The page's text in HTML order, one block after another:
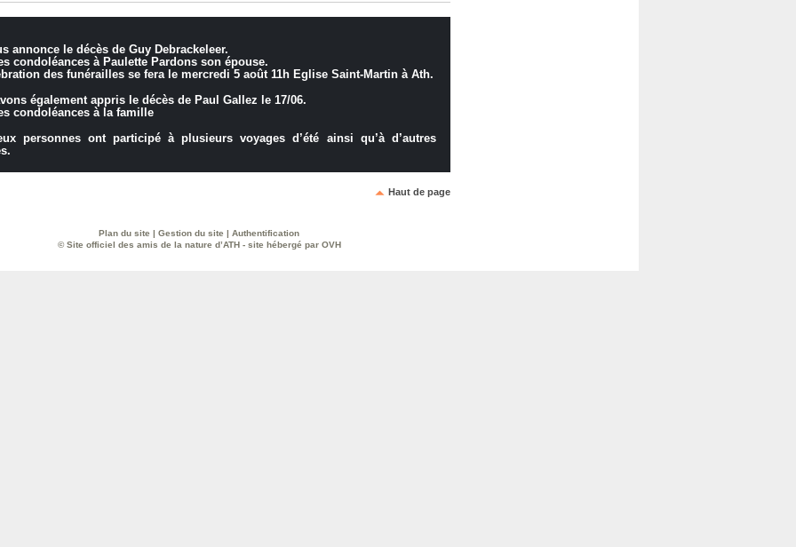
annonce le décès de Guy Debrackeleer.
condoléances à Paulette Pardons son épouse.
des funérailles se fera le mercredi 5 août 11h Eglise Saint-Martin à Ath.
également appris le décès de Paul Gallez le 17/06.
condoléances à la famille
personnes ont participé à plusieurs voyages d’été ainsi qu’à d’autres
Haut de page
Plan du site | Gestion du site | Authentification
© Site officiel des amis de la nature d’ATH - site hébergé par OVH